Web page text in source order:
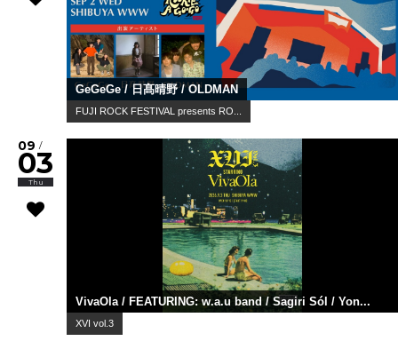
GeGeGe / 日髙晴野 / OLDMAN
FUJI ROCK FESTIVAL presents RO...
09 /
03
Thu
VivaOla / FEATURING: w.a.u band / Sagiri Sól / Yon...
XVI vol.3